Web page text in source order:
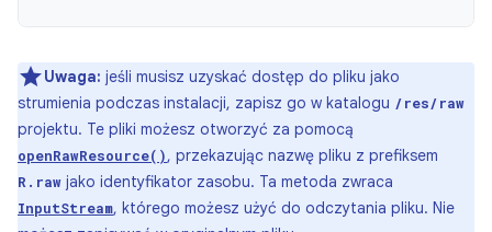
Uwaga: jeśli musisz uzyskać dostęp do pliku jako
strumienia podczas instalacji, zapisz go w katalogu /res/raw
projektu. Te pliki możesz otworzyć za pomocą
openRawResource(), przekazując nazwę pliku z prefiksem
R.raw jako identyfikator zasobu. Ta metoda zwraca
InputStream, którego możesz użyć do odczytania pliku. Nie